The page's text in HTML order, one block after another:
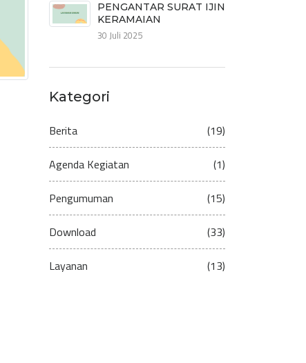
PENGANTAR SURAT IJIN
KERAMAIAN
30 Juli 2025
Kategori
Berita (19)
Agenda Kegiatan (1)
Pengumuman (15)
Download (33)
Layanan (13)